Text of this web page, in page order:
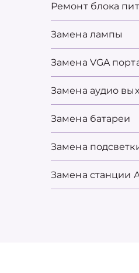
Ремонт блока
Замена лампы
Замена VGA
Замена аудио
Замена батареи
Замена
Замена станции